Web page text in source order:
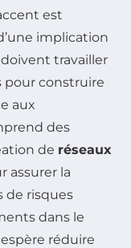
est
implication
travailler
pour construire
aux
des
de réseaux
assurer la
de risques
dans le
réduire